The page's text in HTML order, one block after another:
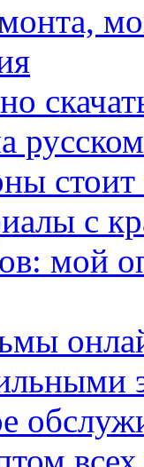
с
мой